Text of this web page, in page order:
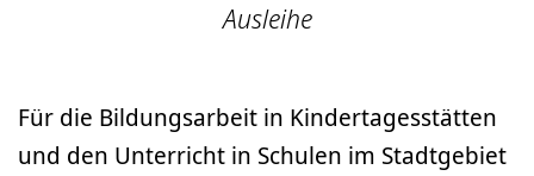
Ausleihe
Für die Bildungsarbeit in Kindertagesstätten
und den Unterricht in Schulen im Stadtgebiet